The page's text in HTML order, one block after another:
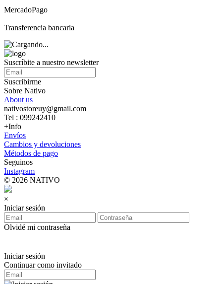
MercadoPago
Transferencia bancaria
Suscríbite a nuestro newsletter
Suscribirme
Sobre Nativo
About us
nativostoreuy@gmail.com
Tel : 099242410
+Info
Envíos
Cambios y devoluciones
Métodos de pago
Seguinos
Instagram
© 2026 NATIVO
×
Iniciar sesión
Olvidé mi contraseña
Iniciar sesión
Continuar como invitado